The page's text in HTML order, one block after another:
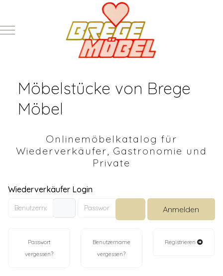
Mobile Menu Toggle
Möbelstücke von Brege
Möbel
Onlinemöbelkatalog für
Wiederverkäufer, Gastronomie und
Private
Wiederverkäufer Login
Benutzername
Passwort
Passwort anzeigen
Anmelden
Passwort
vergessen?
Benutzername
vergessen?
Registrieren